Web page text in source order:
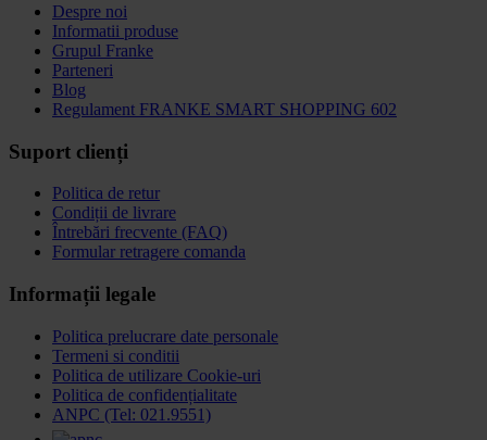
Despre noi
Informatii produse
Grupul Franke
Parteneri
Blog
Regulament FRANKE SMART SHOPPING 602
Suport clienți
Politica de retur
Condiții de livrare
Întrebări frecvente (FAQ)
Formular retragere comanda
Informații legale
Politica prelucrare date personale
Termeni si conditii
Politica de utilizare Cookie-uri
Politica de confidențialitate
ANPC (Tel: 021.9551)